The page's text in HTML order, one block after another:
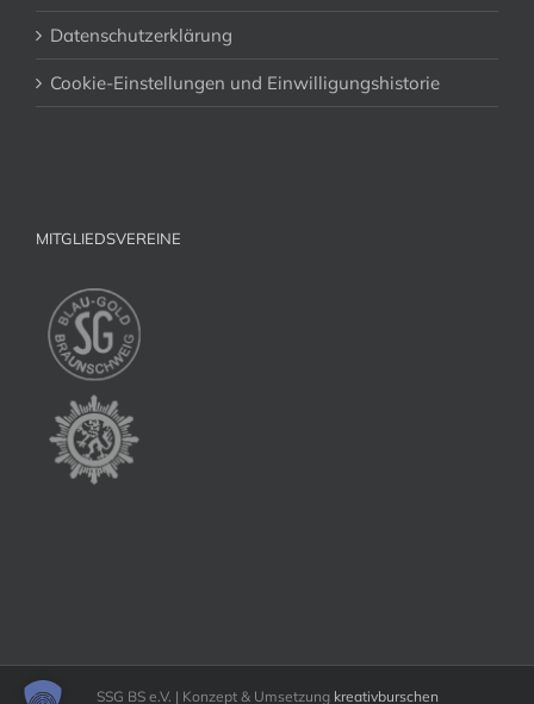
Datenschutzerklärung
Cookie-Einstellungen und Einwilligungshistorie
MITGLIEDSVEREINE
SSG BS e.V. | Konzept & Umsetzung kreativburschen